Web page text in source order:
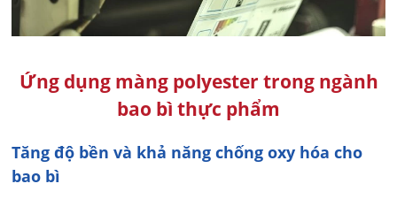
Ứng dụng màng polyester trong ngành
bao bì thực phẩm
Tăng độ bền và khả năng chống oxy hóa cho
bao bì